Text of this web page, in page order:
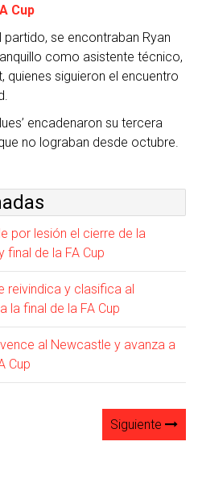
Cup
se encontraban Ryan
como asistente técnico,
quienes siguieron el encuentro
encadenaron su tercera
no lograban desde octubre.
por lesión el cierre de la
final de la FA Cup
reivindica y clasifica al
la final de la FA Cup
al Newcastle y avanza a
Cup
Siguiente